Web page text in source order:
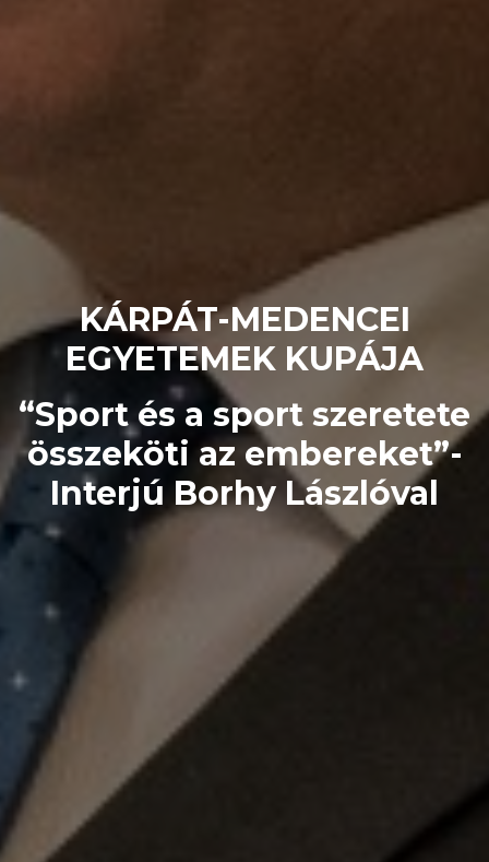
KÁRPÁT-MEDENCEI
EGYETEMEK KUPÁJA
“Sport és a sport szeretete
összeköti az embereket”-
Interjú Borhy Lászlóval